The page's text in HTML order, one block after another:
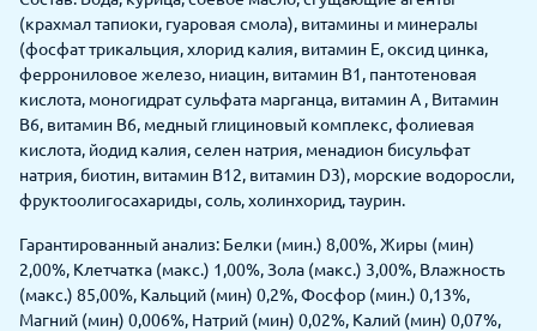
(крахмал тапиоки, гуаровая смола), витамины и минералы
(фосфат трикальция, хлорид калия, витамин Е, оксид цинка,
феррониловое железо, ниацин, витамин B1, пантотеновая
кислота, моногидрат сульфата марганца, витамин А , Витамин
В6, витамин В6, медный глициновый комплекс, фолиевая
кислота, йодид калия, селен натрия, менадион бисульфат
натрия, биотин, витамин В12, витамин D3), морские водоросли,
фруктоолигосахариды, соль, холинхорид, таурин.
Гарантированный анализ: Белки (мин.) 8,00%, Жиры (мин)
2,00%, Клетчатка (макс.) 1,00%, Зола (макс.) 3,00%, Влажность
(макс.) 85,00%, Кальций (мин) 0,2%, Фосфор (мин.) 0,13%,
Магний (мин) 0,006%, Натрий (мин) 0,02%, Калий (мин) 0,07%,